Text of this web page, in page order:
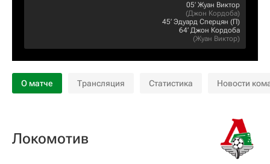
05‎’‎ Жуан Виктор
(Джон Кордоба)
45‎’‎ Эдуард Сперцян (П)
64‎’‎ Джон Кордоба
(Жуан Виктор)
О матче Трансляция Статистика Новости
Локомотив